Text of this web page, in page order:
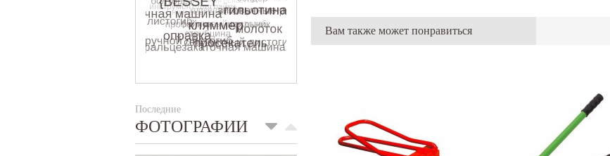
Последние
ФОТОГРАФИИ
Вам также может понравиться